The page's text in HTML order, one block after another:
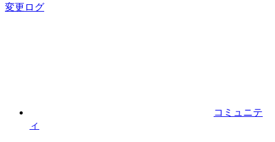
変更ログ
コミュニテ
ィ